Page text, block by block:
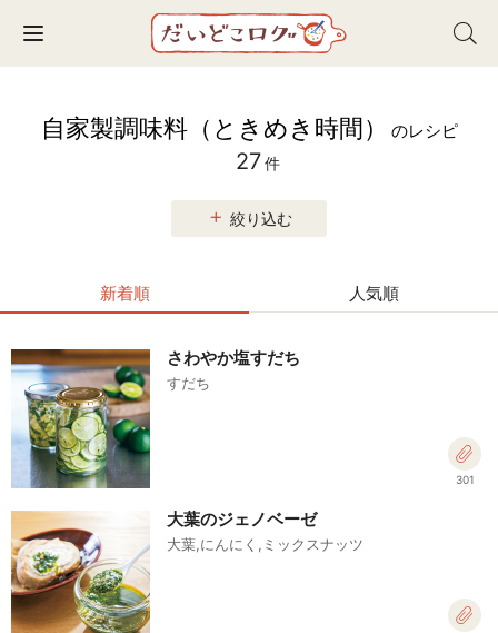
Toggle navigation
自家製調味料（ときめき時間） のレシピ
27件
絞り込む
新着順 人気順
さわやか塩すだち
すだち
301
大葉のジェノベーゼ
大葉,にんにく,ミックスナッツ